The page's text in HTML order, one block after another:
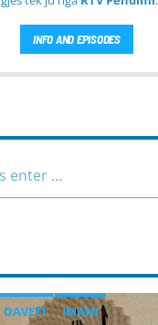
më të ngrohtë, duke ju
përmbajtje të larmishme
për të gjithë familjen.
INFO AND EPISODES
DAVETI IMANI